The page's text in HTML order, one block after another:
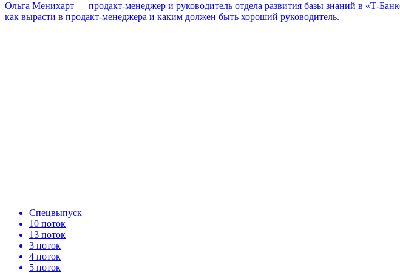
Ольга Менихарт — продакт-менеджер и руководитель отдела развития базы знаний в «Т-
как вырасти в продакт-менеджера и каким должен быть хороший руководитель.
Спецвыпуск
10 поток
13 поток
3 поток
4 поток
5 поток